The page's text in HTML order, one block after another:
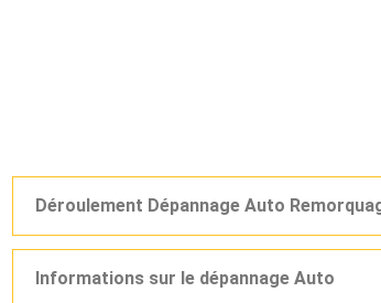
Déroulement Dépannage Auto
Informations sur le dépannage Auto